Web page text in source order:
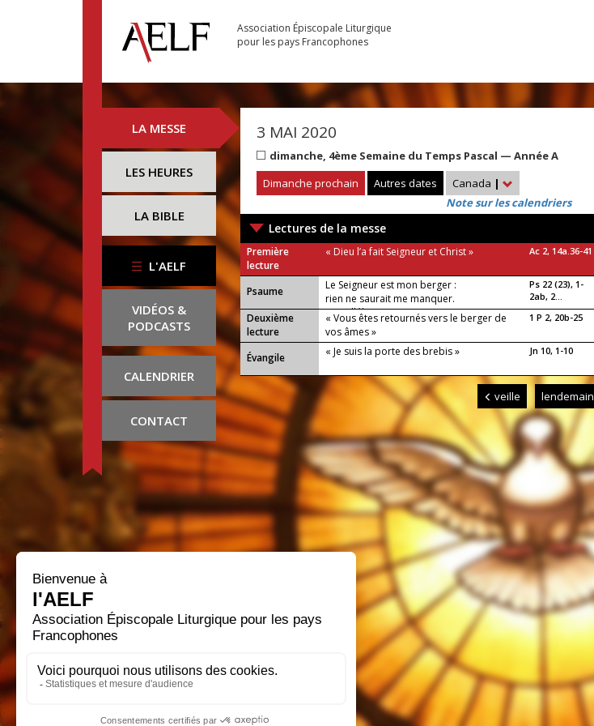
Association Épiscopale Liturgique
pour les pays Francophones
LA MESSE
LES HEURES
LA BIBLE
L'AELF
VIDÉOS &
PODCASTS
CALENDRIER
CONTACT
3 MAI 2020
dimanche, 4ème Semaine du Temps Pascal — Année A
Dimanche prochain
Autres dates Canada |
Note sur les calendriers
Lectures de la messe
Première
lecture
« Dieu l’a fait Seigneur et Christ » Ac 2, 14a.36-41
Psaume
Le Seigneur est mon berger :
rien ne saurait me manquer.
ou : Alléluia !
Ps 22 (23), 1-
2ab, 2...
Deuxième
lecture
« Vous êtes retournés vers le berger de
vos âmes »
1 P 2, 20b-25
Évangile « Je suis la porte des brebis » Jn 10, 1-10
veille lendemain